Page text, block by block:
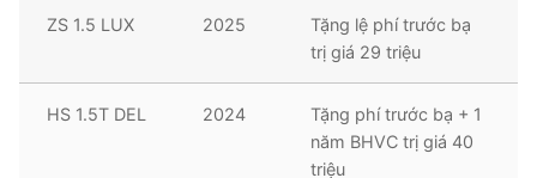
ZS 1.5 LUX 2025
Tặng lệ phí trước bạ
trị giá 29 triệu
HS 1.5T DEL 2024
Tặng phí trước bạ + 1
năm BHVC trị giá 40
triệu